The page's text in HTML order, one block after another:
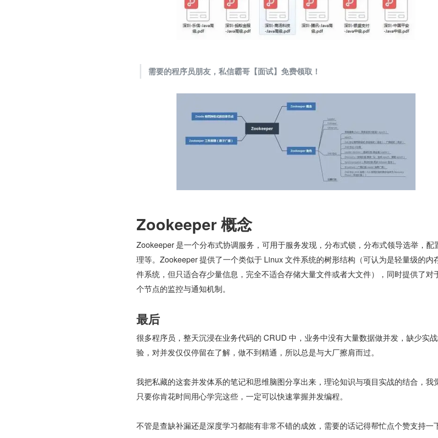
需要的程序员朋友，私信霸哥【面试】免费领取！
Zookeeper 概念
Zookeeper 是一个分布式协调服务，可用于服务发现，分布式锁，分布式领导选举，配
理等。Zookeeper 提供了一个类似于 Linux 文件系统的树形结构（可认为是轻量级的内
件系统，但只适合存少量信息，完全不适合存储大量文件或者大文件），同时提供了对
个节点的监控与通知机制。
最后
很多程序员，整天沉浸在业务代码的 CRUD 中，业务中没有大量数据做并发，缺少实
验，对并发仅仅停留在了解，做不到精通，所以总是与大厂擦肩而过。
我把私藏的这套并发体系的笔记和思维脑图分享出来，理论知识与项目实战的结合，我
只要你肯花时间用心学完这些，一定可以快速掌握并发编程。
不管是查缺补漏还是深度学习都能有非常不错的成效，需要的话记得帮忙点个赞支持一